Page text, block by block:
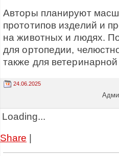
Авторы планируют
прототипов изделий и
на животных и людях.
для ортопедии,
также для ветеринарной
24.06.2025
Loading...
Share |